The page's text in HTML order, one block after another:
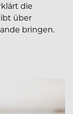
die
über
bringen.